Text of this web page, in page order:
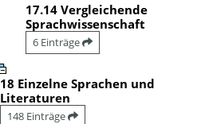
17.14 Vergleichende
Sprachwissenschaft
6 Einträge
18 Einzelne Sprachen und
Literaturen
148 Einträge